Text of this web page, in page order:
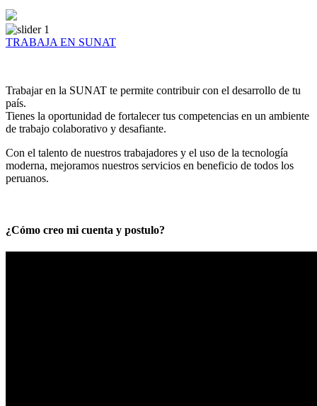
TRABAJA EN SUNAT
Trabajar en la SUNAT te permite contribuir con el desarrollo de tu
país.
Tienes la oportunidad de fortalecer tus competencias en un ambiente
de trabajo colaborativo y desafiante.
Con el talento de nuestros trabajadores y el uso de la tecnología
moderna, mejoramos nuestros servicios en beneficio de todos los
peruanos.
¿Cómo creo mi cuenta y postulo?